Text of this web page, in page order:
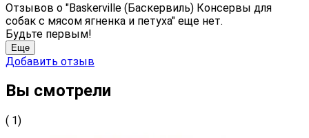
Отзывов о "Baskerville (Баскервиль) Консервы для
собак с мясом ягненка и петуха" еще нет.
Будьте первым!
Еще
Добавить отзыв
Вы смотрели
( 1)